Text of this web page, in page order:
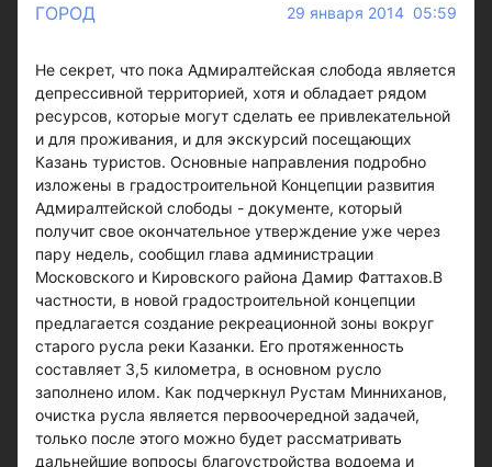
ГОРОД 29 января 2014 05:59
Не секрет, что пока Адмиралтейская слобода является
депрессивной территорией, хотя и обладает рядом
ресурсов, которые могут сделать ее привлекательной
и для проживания, и для экскурсий посещающих
Казань туристов. Основные направления подробно
изложены в градостроительной Концепции развития
Адмиралтейской слободы - документе, который
получит свое окончательное утверждение уже через
пару недель, сообщил глава администрации
Московского и Кировского района Дамир Фаттахов.В
частности, в новой градостроительной концепции
предлагается создание рекреационной зоны вокруг
старого русла реки Казанки. Его протяженность
составляет 3,5 километра, в основном русло
заполнено илом. Как подчеркнул Рустам Минниханов,
очистка русла является первоочередной задачей,
только после этого можно будет рассматривать
дальнейшие вопросы благоустройства водоема и